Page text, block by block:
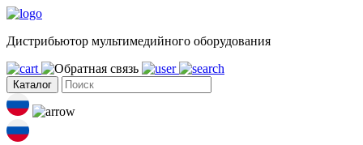
Дистрибьютор мультимедийного оборудования
Каталог